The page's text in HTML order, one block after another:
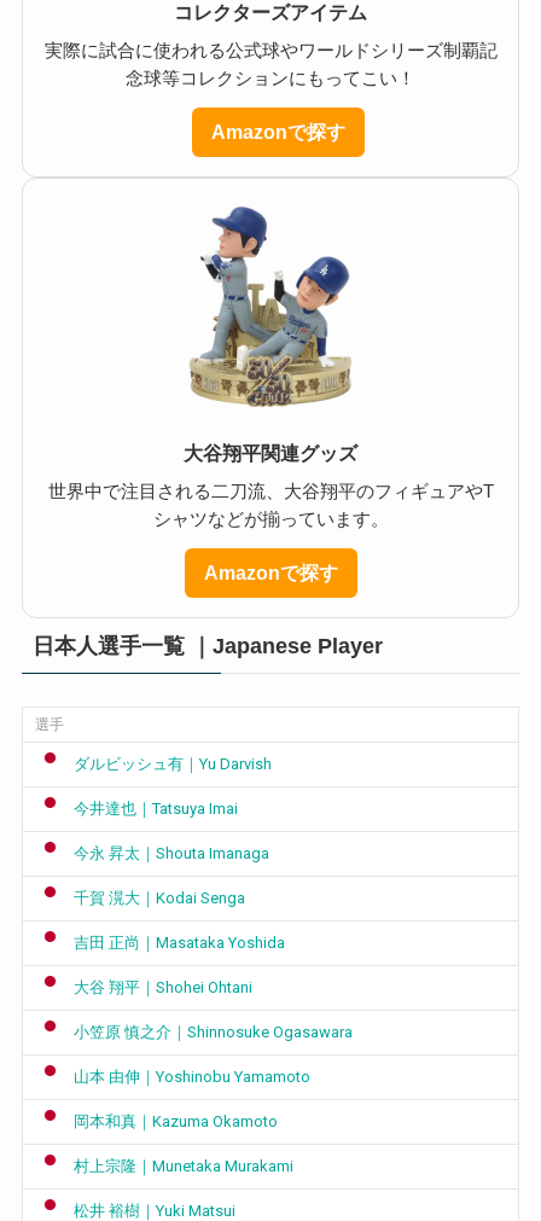
コレクターズアイテム
実際に試合に使われる公式球やワールドシリーズ制覇記
念球等コレクションにもってこい！
Amazonで探す
大谷翔平関連グッズ
世界中で注目される二刀流、大谷翔平のフィギュアやT
シャツなどが揃っています。
Amazonで探す
日本人選手一覧 ｜Japanese Player
選手
ダルビッシュ有｜Yu Darvish
今井達也｜Tatsuya Imai
今永 昇太｜Shouta Imanaga
千賀 滉大｜Kodai Senga
吉田 正尚｜Masataka Yoshida
大谷 翔平｜Shohei Ohtani
小笠原 慎之介｜Shinnosuke Ogasawara
山本 由伸｜Yoshinobu Yamamoto
岡本和真｜Kazuma Okamoto
村上宗隆｜Munetaka Murakami
松井 裕樹｜Yuki Matsui